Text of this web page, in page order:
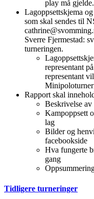
play må gjelde.
Lagoppsettskjema
som skal sendes til
Sverre Fjermestad:
turneringen.
representant
representant
Rapport skal
Beskrivelse av
Kampoppsett
lag
Bilder og
facebookside
Hva fungerte
gang
Tidligere turneringer